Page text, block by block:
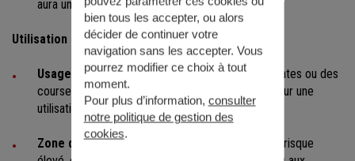
aura une prime plus élevée.
Utilisation et zone de navigation
Usage : si vous utilisez votre voilier pour des régates ou des
courses, l'assurance peut coûter plus cher que pour une
utilisation de plaisance standard.
Zone de navigation
: naviguer dans des zones à risque
bien tous les accepter, ou alors
décider de continuer votre
navigation sans les accepter. Vous
pourrez modifier ce choix à tout
moment.
Pour plus d’information, consulter
notre politique de gestion des
cookies.